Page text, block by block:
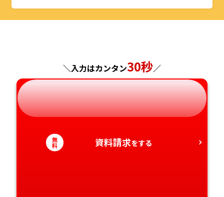
山形県
千葉県
神奈川県
福井県
長野県
岐阜県
静岡県
愛知県
京都府
兵庫県
奈良県
和歌山県
島根県
広島県
山口県
徳島県
香川県
福岡県
長崎県
熊本県
大分県
宮崎県
＼入力はカンタン30秒／
無
料 資料請求をする